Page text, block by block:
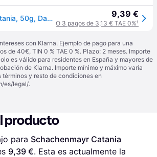
Schachenmayr Catania, 50g, Dahlie 9,39 €
O 3 pagos de 3,13 € TAE 0%¹
con Klarna. Ejemplo de pago para una
de 40€, TIN 0 % TAE 0 %. Plazo: 2 meses. Importe
es válido para residentes en España y mayores de
de Klarna. Importe mínimo y máximo varía
términos y resto de condiciones en
es/legal/.
producto
para Schachenmayr Catania
9,39 €. Esta es actualmente la